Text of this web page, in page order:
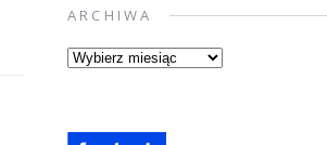
ARCHIWA
Archiwa